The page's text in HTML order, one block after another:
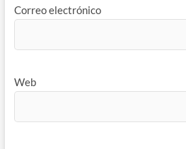
Correo electrónico
Web